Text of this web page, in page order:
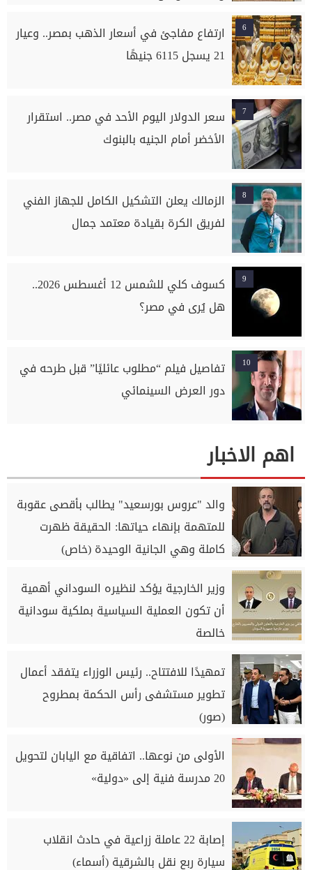
6
ارتفاع مفاجئ في أسعار الذهب بمصر.. وعيار
21 يسجل 6115 جنيهًا
7
سعر الدولار اليوم الأحد في مصر.. استقرار
الأخضر أمام الجنيه بالبنوك
8
الزمالك يعلن التشكيل الكامل للجهاز الفني
لفريق الكرة بقيادة معتمد جمال
9
كسوف كلي للشمس 12 أغسطس 2026..
هل يُرى في مصر؟
10
تفاصيل فيلم “مطلوب عائليًا” قبل طرحه في
دور العرض السينمائي
اهم الاخبار
والد "عروس بورسعيد" يطالب بأقصى عقوبة
للمتهمة بإنهاء حياتها: الحقيقة ظهرت
كاملة وهي الجانية الوحيدة (خاص)
وزير الخارجية يؤكد لنظيره السوداني أهمية
أن تكون العملية السياسية بملكية سودانية
خالصة
تمهيدًا للافتتاح.. رئيس الوزراء يتفقد أعمال
تطوير مستشفى رأس الحكمة بمطروح
(صور)
الأولى من نوعها.. اتفاقية مع اليابان لتحويل
20 مدرسة فنية إلى «دولية»
إصابة 22 عاملة زراعية في حادث انقلاب
سيارة ربع نقل بالشرقية (أسماء)